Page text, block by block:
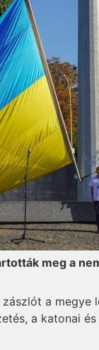
meg a
a megye
a katonai